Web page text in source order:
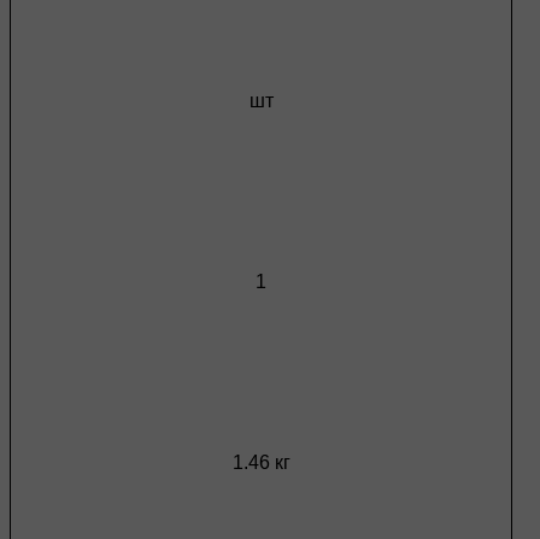
шт
1
1.46 кг